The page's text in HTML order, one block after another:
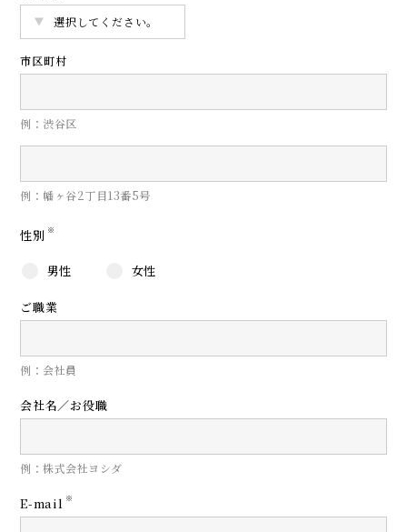
市区町村
例：渋谷区
例：幡ヶ谷2丁目13番5号
性別 ※
男性 女性
ご職業
例：会社員
会社名／お役職
例：株式会社ヨシダ
E-mail ※